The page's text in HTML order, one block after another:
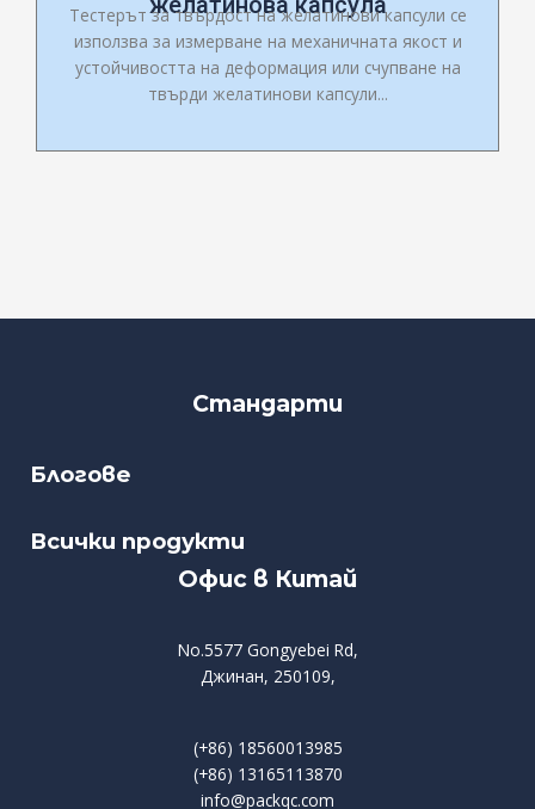
Тестерът за твърдост на желатинови капсули се
използва за измерване на механичната якост и
устойчивостта на деформация или счупване на
твърди желатинови капсули...
Стандарти
Блогове
Всички продукти
Офис в Китай
No.5577 Gongyebei Rd,
Джинан, 250109,
(+86) 18560013985
(+86) 13165113870
info@packqc.com